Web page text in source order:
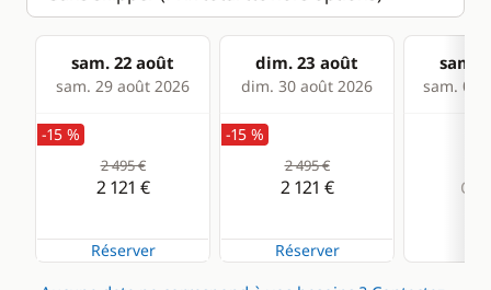
Sondeur
Cuisinière
Confort
Panneaux solaires
sam. 22 août
sam. 29 août 2026
dim. 23 août
dim. 30 août 2026
sam.
sam. 05
-15 %
2 495 €
2 121 €
Réserver
-15 %
2 495 €
2 121 €
Réserver